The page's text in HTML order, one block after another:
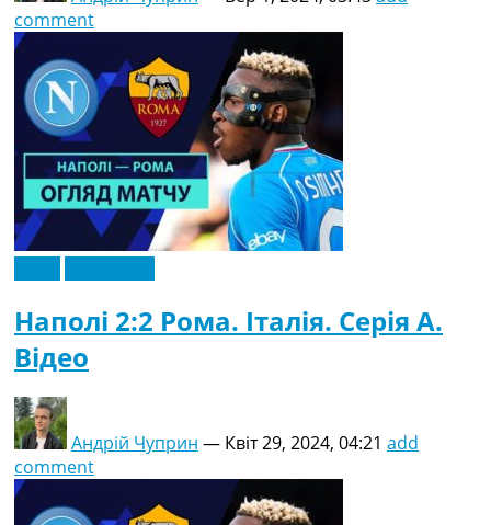
comment
Наполі 2:2 Рома. Італія. Серія A.
Відео
Андрій Чуприн — Квіт 29, 2024, 04:21 add
comment